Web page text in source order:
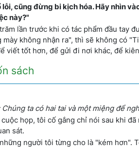
cũng đừng bi kịch hóa. Hãy nhìn
này?"
lần trước khi có tác phẩm đầu tay
không nhận ra", thì sẽ không có
viết tốt hơn, để gửi đi nơi khác, để
sách
ta có hai tai và một miệng để
họp, tôi cố gắng chỉ nói sau khi
sát.
người tôi từng cho là "kém hơn".